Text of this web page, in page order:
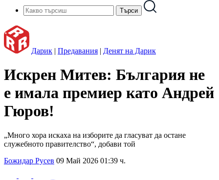
Дарик | Предавания | Денят на Дарик
Искрен Митев: България не
е имала премиер като Андрей
Гюров!
„Много хора искаха на изборите да гласуват да остане
служебното правителство“, добави той
Божидар Русев 09 Май 2026 01:39 ч.